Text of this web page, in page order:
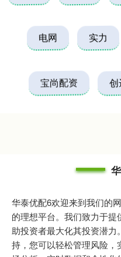
电网 实力
宝尚配资 创
华泰优配6欢迎来到我们的
的理想平台。我们致力于
助投资者最大化其投资潜
持，您可以轻松管理风险